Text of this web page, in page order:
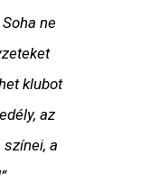
ne
klubot
az
a